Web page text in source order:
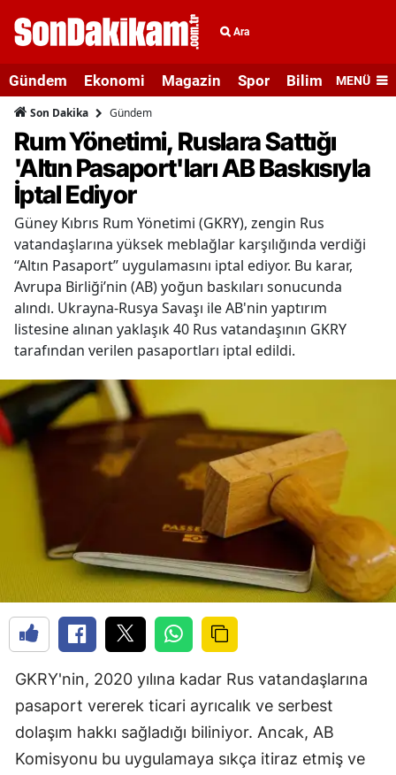
Ara
Gündem Ekonomi Magazin Spor Bilim veMENÜ
Son Dakika Gündem
Rum Yönetimi, Ruslara Sattığı
'Altın Pasaport'ları AB Baskısıyla
İptal Ediyor
Güney Kıbrıs Rum Yönetimi (GKRY), zengin Rus
vatandaşlarına yüksek meblağlar karşılığında verdiği
“Altın Pasaport” uygulamasını iptal ediyor. Bu karar,
Avrupa Birliği’nin (AB) yoğun baskıları sonucunda
alındı. Ukrayna-Rusya Savaşı ile AB'nin yaptırım
listesine alınan yaklaşık 40 Rus vatandaşının GKRY
tarafından verilen pasaportları iptal edildi.
GKRY'nin, 2020 yılına kadar Rus vatandaşlarına
pasaport vererek ticari ayrıcalık ve serbest
dolaşım hakkı sağladığı biliniyor. Ancak, AB
Komisyonu bu uygulamaya sıkça itiraz etmiş ve